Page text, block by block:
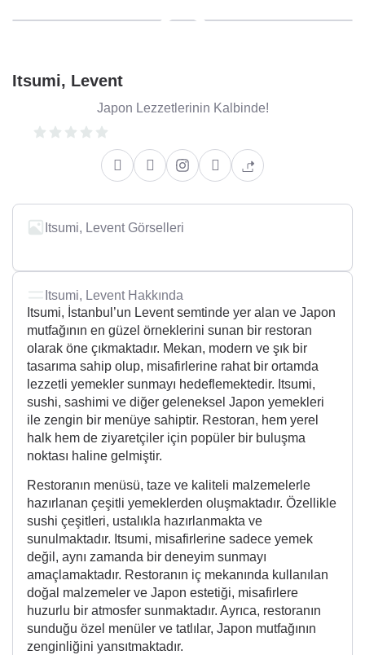
Itsumi, Levent
Japon Lezzetlerinin Kalbinde!
Itsumi, Levent Görselleri
Itsumi, Levent Hakkında
Itsumi, İstanbul’un Levent semtinde yer alan ve Japon
mutfağının en güzel örneklerini sunan bir restoran
olarak öne çıkmaktadır. Mekan, modern ve şık bir
tasarıma sahip olup, misafirlerine rahat bir ortamda
lezzetli yemekler sunmayı hedeflemektedir. Itsumi,
sushi, sashimi ve diğer geleneksel Japon yemekleri
ile zengin bir menüye sahiptir. Restoran, hem yerel
halk hem de ziyaretçiler için popüler bir buluşma
noktası haline gelmiştir.
Restoranın menüsü, taze ve kaliteli malzemelerle
hazırlanan çeşitli yemeklerden oluşmaktadır. Özellikle
sushi çeşitleri, ustalıkla hazırlanmakta ve
sunulmaktadır. Itsumi, misafirlerine sadece yemek
değil, aynı zamanda bir deneyim sunmayı
amaçlamaktadır. Restoranın iç mekanında kullanılan
doğal malzemeler ve Japon estetiği, misafirlere
huzurlu bir atmosfer sunmaktadır. Ayrıca, restoranın
sunduğu özel menüler ve tatlılar, Japon mutfağının
zenginliğini yansıtmaktadır.